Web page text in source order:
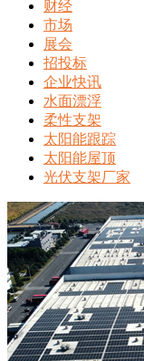
财经
市场
展会
招投标
企业快讯
水面漂浮
柔性支架
太阳能跟踪
太阳能屋顶
光伏支架厂家